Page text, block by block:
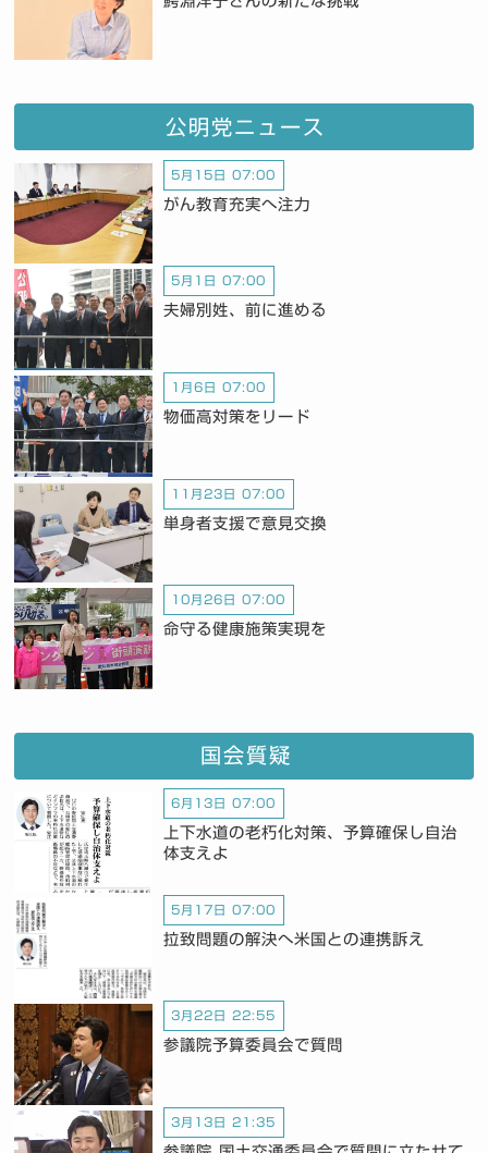
公明党ニュース
5月15日 07:00
がん教育充実へ注力
5月1日 07:00
夫婦別姓、前に進める
1月6日 07:00
物価高対策をリード
11月23日 07:00
単身者支援で意見交換
10月26日 07:00
命守る健康施策実現を
国会質疑
6月13日 07:00
上下水道の老朽化対策、予算確保し自治
体支えよ
5月17日 07:00
拉致問題の解決へ米国との連携訴え
3月22日 22:55
参議院予算委員会で質問
3月13日 21:35